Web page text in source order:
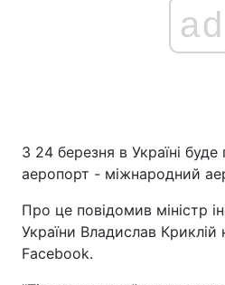
Головна
Україна
ad
З 24 березня в Україні
аеропорт - міжнародний
Про це повідомив міністр
України Владислав Криклій
Facebook.